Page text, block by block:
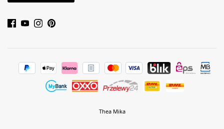
Thea Mika